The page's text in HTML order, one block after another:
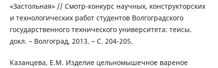
«Застольная» // Смотр-конкурс научных, конструкторских
и технологических работ студентов Волгоградского
государственного технического университета: теисы.
докл. – Волгоград, 2013. – С. 204-205.
Казанцева, Е.М. Изделие цельномышечное вареное